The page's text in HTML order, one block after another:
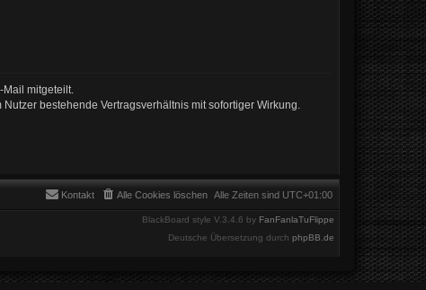
mitgeteilt.
bestehende Vertragsverhältnis mit sofortiger Wirkung.
Alle Zeiten sind UTC+01:00
Alle Cookies löschen
Kontakt
BlackBoard style V.3.4.6 by FanFanlaTuFlippe
Deutsche Übersetzung durch phpBB.de